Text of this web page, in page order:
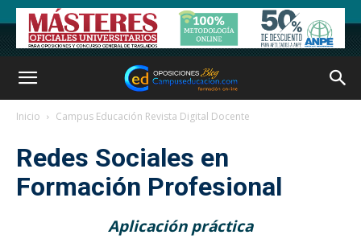
Inicio Campus Educación Revista Digital Docente
Redes Sociales en
Formación Profesional
Aplicación práctica